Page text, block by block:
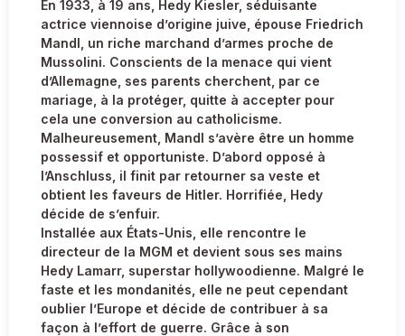
En 1933, à 19 ans, Hedy Kiesler, séduisante
actrice viennoise d’origine juive, épouse Friedrich
Mandl, un riche marchand d’armes proche de
Mussolini. Conscients de la menace qui vient
d’Allemagne, ses parents cherchent, par ce
mariage, à la protéger, quitte à accepter pour
cela une conversion au catholicisme.
Malheureusement, Mandl s’avère être un homme
possessif et opportuniste. D’abord opposé à
l’Anschluss, il finit par retourner sa veste et
obtient les faveurs de Hitler. Horrifiée, Hedy
décide de s’enfuir.
Installée aux États-Unis, elle rencontre le
directeur de la MGM et devient sous ses mains
Hedy Lamarr, superstar hollywoodienne. Malgré le
faste et les mondanités, elle ne peut cependant
oublier l’Europe et décide de contribuer à sa
façon à l’effort de guerre. Grâce à son